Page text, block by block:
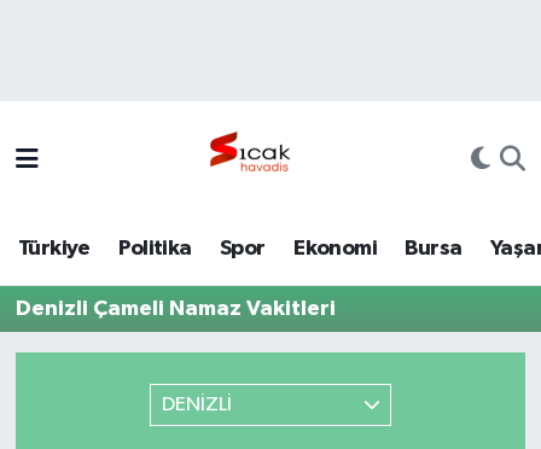
Türkiye Politika Spor Ekonomi Bursa
Denizli Çameli Namaz Vakitleri
DENİZLİ
Politika
Tüm Manşetler
Son Dakika Haberleri